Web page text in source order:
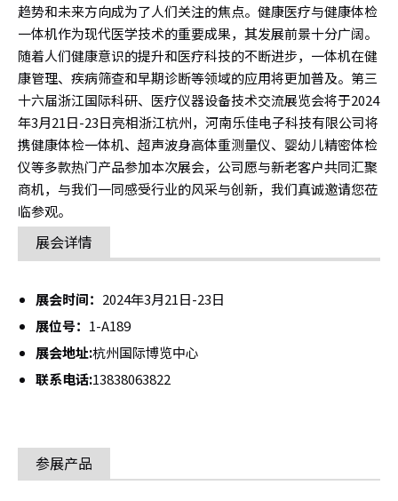
趋势和未来方向成为了人们关注的焦点。健康医疗与健康体检
一体机作为现代医学技术的重要成果，其发展前景十分广阔。
随着人们健康意识的提升和医疗科技的不断进步，一体机在健
康管理、疾病筛查和早期诊断等领域的应用将更加普及。第三
十六届浙江国际科研、医疗仪器设备技术交流展览会将于2024
年3月21日-23日亮相浙江杭州，河南乐佳电子科技有限公司将
携健康体检一体机、超声波身高体重测量仪、婴幼儿精密体检
仪等多款热门产品参加本次展会，公司愿与新老客户共同汇聚
商机，与我们一同感受行业的风采与创新，我们真诚邀请您莅
临参观。
展会详情
展会时间： 2024年3月21日-23日
展位号： 1-A189
展会地址:杭州国际博览中心
联系电话:13838063822
参展产品